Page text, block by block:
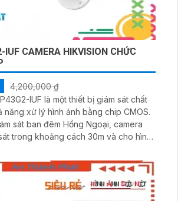
IUF CAMERA HIKVISION CHỨC
4,200,000 ₫
IUF là một thiết bị giám sát chất
năng xử lý hình ảnh bằng chip CMOS.
sát ban đêm Hồng Ngoại, camera
trong khoảng cách 30m và cho hình
H.265+/H